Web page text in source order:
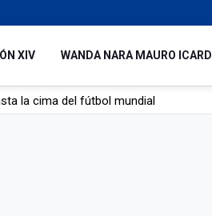
XIV WANDA NARA MAURO ICARDI
la cima del fútbol mundial